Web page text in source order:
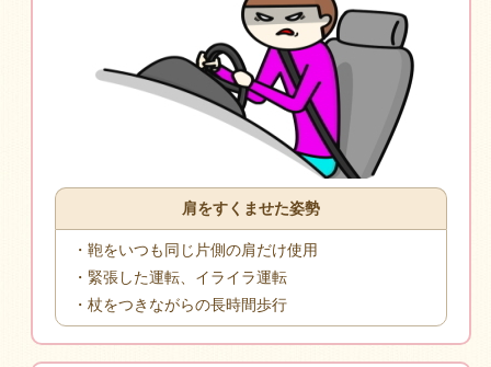
肩をすくませた姿勢
・鞄をいつも同じ片側の肩だけ使用
・緊張した運転、イライラ運転
・杖をつきながらの長時間歩行